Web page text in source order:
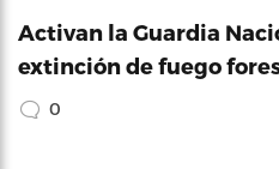
Activan la Guardia
extinción de fuego
0